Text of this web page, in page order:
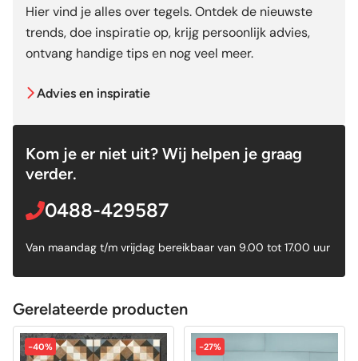
Hier vind je alles over tegels. Ontdek de nieuwste
trends, doe inspiratie op, krijg persoonlijk advies,
ontvang handige tips en nog veel meer.
Advies en inspiratie
Kom je er niet uit? Wij helpen je graag
verder.
0488-429587
Van maandag t/m vrijdag bereikbaar van 9.00 tot 17.00 uur
Gerelateerde producten
-40% -27%